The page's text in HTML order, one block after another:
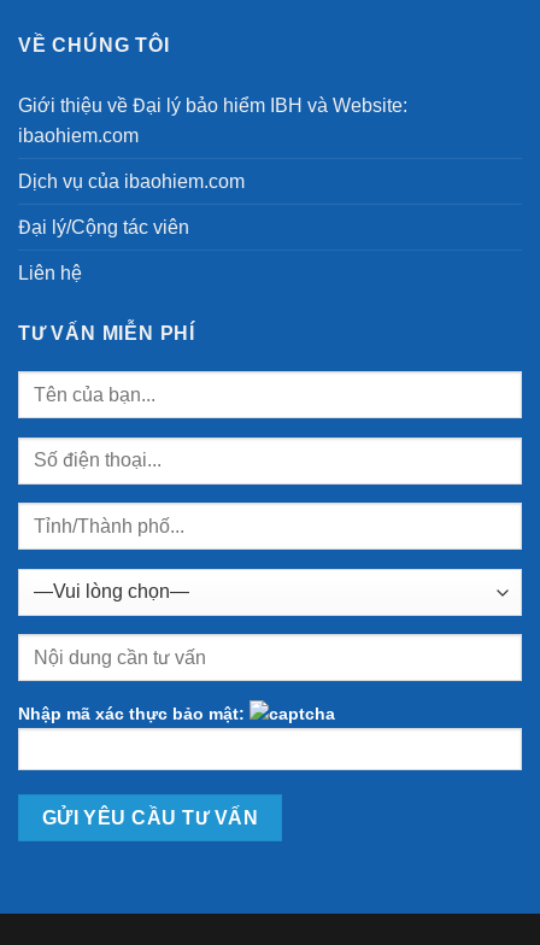
VỀ CHÚNG TÔI
Giới thiệu về Đại lý bảo hiểm IBH và Website:
ibaohiem.com
Dịch vụ của ibaohiem.com
Đại lý/Cộng tác viên
Liên hệ
TƯ VẤN MIỄN PHÍ
Nhập mã xác thực bảo mật: